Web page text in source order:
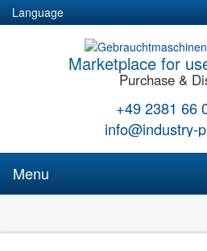
Language
Marketplace for
Purchase &
+49 2381 66
info@industry-
Menu